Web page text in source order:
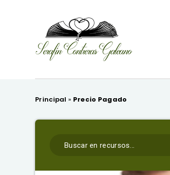
Principal » Precio Pagado